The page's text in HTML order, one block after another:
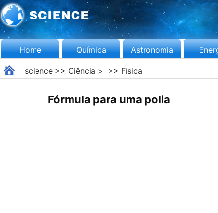
Home Química Astronomia
science>> Ciência > >> Física
Fórmula para uma polia